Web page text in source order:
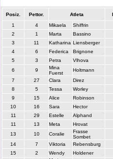
Posiz. Pettor. Atleta
1
4 Mikaela
Shiffrin
2
1 Marta
Bassino
3
11 Katharina Liensberger
4
6 Federica
Brignone
5
3 Petra
Vlhova
6
9
Mina
Fuerst
Holtmann
7
27 Clara
Direz
8
5 Tessa
Worley
9
15 Alice
Robinson
10
16 Sara
Hector
11
29 Estelle
Alphand
11
13 Meta
Hrovat
13
10 Coralie
Frasse
Sombet
14
7 Viktoria
Rebensburg
15
2 Wendy
Holdener